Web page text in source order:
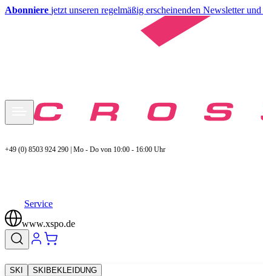
Abonniere jetzt unseren regelmäßig erscheinenden Newsletter und
+49 (0) 8503 924 290 | Mo - Do von 10:00 - 16:00 Uhr
Service
www.xspo.de
SKI SKIBEKLEIDUNG